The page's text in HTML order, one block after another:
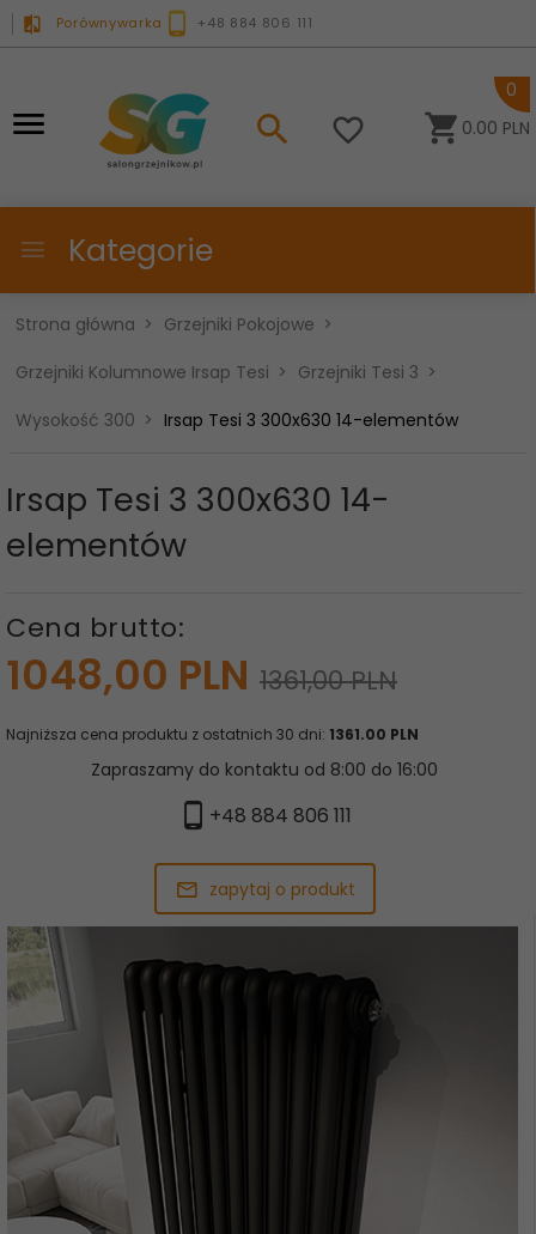
Porównywarka +48 884 806 111
0.00 PLN
0
Kategorie
Strona główna
Grzejniki Pokojowe
Grzejniki Kolumnowe Irsap Tesi
Grzejniki Tesi 3
Wysokość 300
Irsap Tesi 3 300x630 14-elementów
Irsap Tesi 3 300x630 14-
elementów
Cena brutto:
1048,00 PLN 1361,00 PLN
Najniższa cena produktu z ostatnich 30 dni: 1361.00 PLN
Zapraszamy do kontaktu od 8:00 do 16:00
+48 884 806 111
zapytaj o produkt